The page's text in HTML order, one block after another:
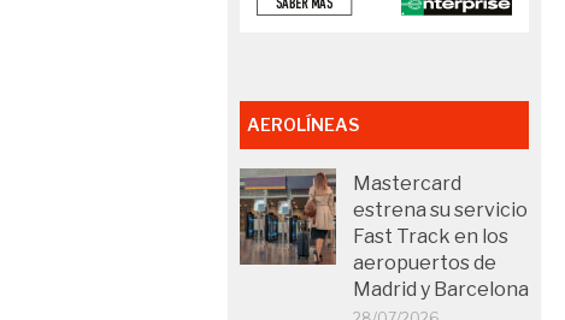
AEROLÍNEAS
Mastercard
estrena su servicio
Fast Track en los
aeropuertos de
Madrid y Barcelona